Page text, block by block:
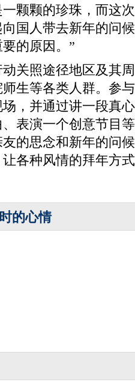
颗颗的珍珠，而这
国人带去新年的问
的原因。”
照途径地区及其周
生等各类人群。参
，并通过讲一段真
表演一个创意节目
的思念和新年的问
各种风情的拜年方
的心情